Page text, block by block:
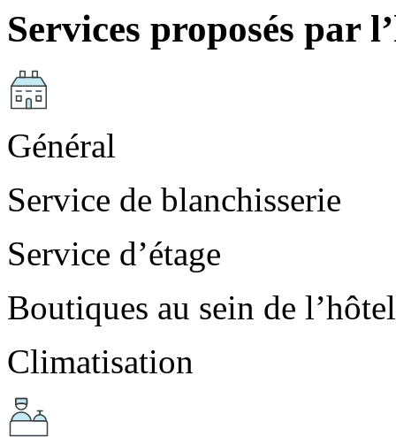
Services proposés par
Général
Service de blanchisserie
Service d’étage
Boutiques au sein de l’hôtel
Climatisation